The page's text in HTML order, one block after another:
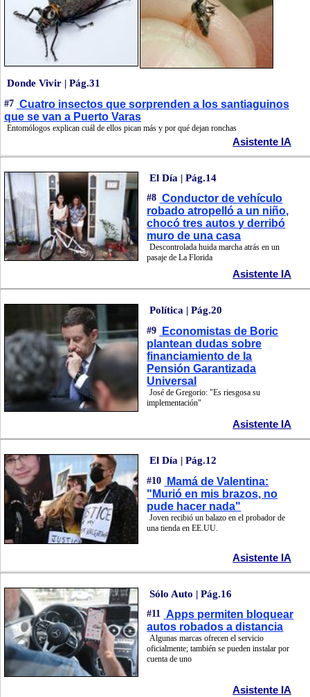
Donde Vivir | Pág.31
#7 Cuatro insectos que sorprenden a los santiaguinos
que se van a Puerto Varas
Entomólogos explican cuál de ellos pican más y por qué dejan ronchas
Asistente IA
El Día | Pág.14
#8 Conductor de vehículo
robado atropelló a un niño,
chocó tres autos y derribó
muro de una casa
Descontrolada huida marcha atrás en un
pasaje de La Florida
Asistente IA
Política | Pág.20
#9
Economistas de Boric
plantean dudas sobre
financiamiento de la
Pensión Garantizada
Universal
José de Gregorio: "Es riesgosa su
implementación"
Asistente IA
El Día | Pág.12
#10
Mamá de Valentina:
"Murió en mis brazos, no
pude hacer nada"
Joven recibió un balazo en el probador de
una tienda en EE.UU.
Asistente IA
Sólo Auto | Pág.16
#11 Apps permiten bloquear
autos robados a distancia
Algunas marcas ofrecen el servicio
oficialmente; también se pueden instalar por
cuenta de uno
Asistente IA